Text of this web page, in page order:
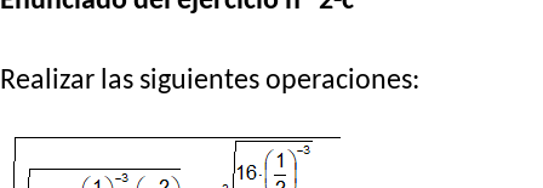
Realizar las siguientes operaciones: